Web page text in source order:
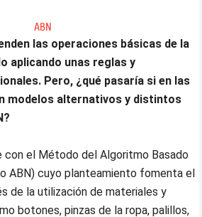
ABN
las operaciones básicas de la
aplicando unas reglas y
Pero, ¿qué pasaría si en las
modelos alternativos y distintos
con el Método del Algoritmo Basado
ABN) cuyo planteamiento fomenta el
de la utilización de materiales y
botones, pinzas de la ropa, palillos,